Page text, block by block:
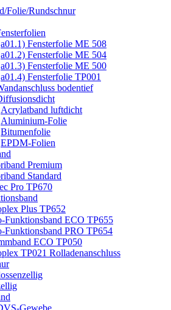
Folie/Rundschnur
a01.1) Fensterfolie ME 508
a01.2) Fensterfolie ME 504
a01.3) Fensterfolie ME 500
a01.4) Fensterfolie TP001
bodentief
Acrylatband luftdicht
Aluminium-Folie
Bitumenfolie
EPDM-Folien
Premium
Standard
Pro TP670
Plus TP652
Funktionsband ECO TP655
Funktionsband PRO TP654
ECO TP050
TP021 Rolladenanschluss